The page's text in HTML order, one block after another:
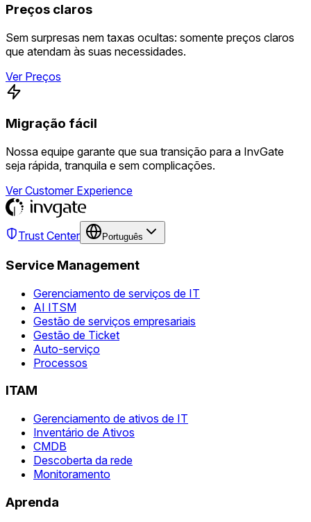
Preços claros
Sem surpresas nem taxas ocultas: somente preços claros
que atendam às suas necessidades.
Ver Preços
Migração fácil
Nossa equipe garante que sua transição para a InvGate
seja rápida, tranquila e sem complicações.
Ver Customer Experience
Trust Center Português
Service Management
Gerenciamento de serviços de IT
AI ITSM
Gestão de serviços empresariais
Gestão de Ticket
Auto-serviço
Processos
ITAM
Gerenciamento de ativos de IT
Inventário de Ativos
CMDB
Descoberta da rede
Monitoramento
Aprenda